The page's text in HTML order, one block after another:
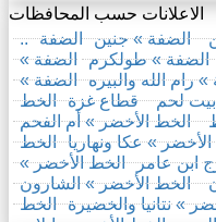
الاعلانات حسب المحافظات
الضفة » جنين
الضفة
الضفة » طولكرم
الضفة »
رام الله والبيره
الضفة »
لحم قطاع غزة
الخط
الخط الأخضر » أم الفحم
» عكا ونهاريا
الخط
ابن عامر
الخط الأخضر »
الخط الأخضر » الشارون
» نتانيا والخضيرة
الخط